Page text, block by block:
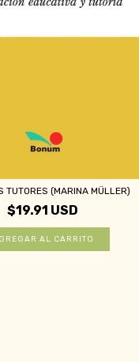
TUTORES (MARINA MÜLLER)
$19.91 USD